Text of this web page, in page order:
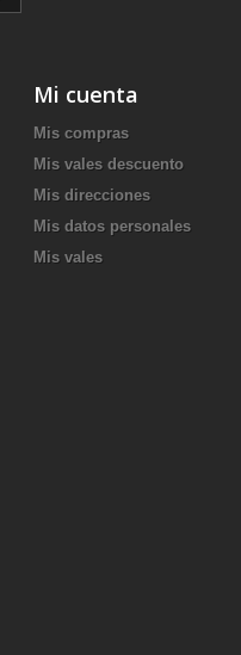
Mi cuenta
Mis compras
Mis vales descuento
Mis direcciones
Mis datos personales
Mis vales